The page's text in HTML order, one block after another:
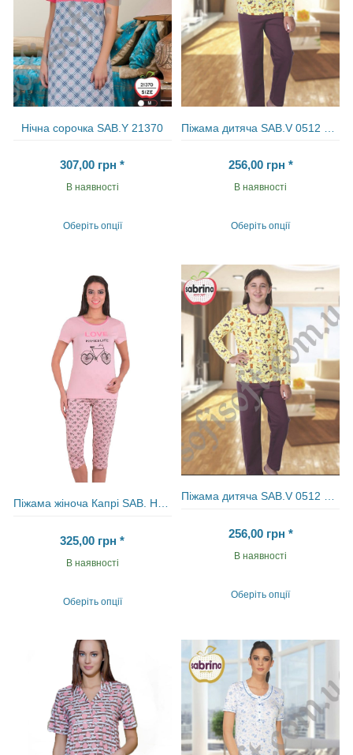
товару
Нічна сорочка SAB.Y 21370
307,00 грн *
В наявності
Оберіть опції
кілька
варіантів.
Параметри
можна
вибрати
на
сторінці
товару
256,00 грн *
В наявності
Оберіть опції
має
кілька
варіантів.
Параметри
можна
вибрати
на
сторінці
товару
Піжама жіноча Капрі SAB. H 52803
325,00 грн *
В наявності
Оберіть опції
має
кілька
варіантів.
Параметри
можна
вибрати
на
сторінці
товару
Піжама дитяча SAB.V 0512 LAC
256,00 грн *
В наявності
Оберіть опції
кілька
варіантів.
Параметри
можна
вибрати
на
сторінці
товару